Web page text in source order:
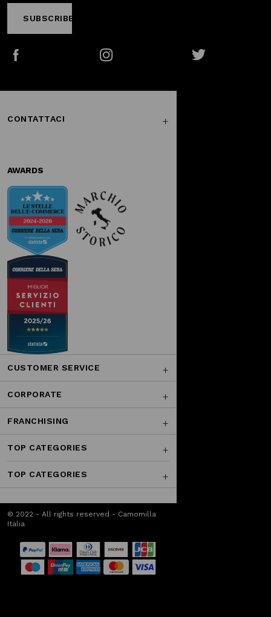
SUBSCRIBE
CONTATTACI
AWARDS
CUSTOMER SERVICE
CORPORATE
FRANCHISING
TOP CATEGORIES
TOP CATEGORIES
© 2022 - All rights reserved - Camomilla
Italia